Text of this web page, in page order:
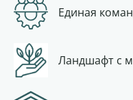
Единая
Ландшафт с